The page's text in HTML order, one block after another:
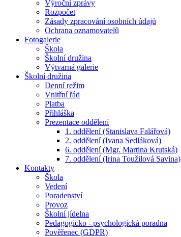
Výroční zprávy
Rozpočet
Zásady zpracování osobních údajů
Ochrana oznamovatelů
Fotogalerie
Škola
Školní družina
Výtvarná galerie
Školní družina
Denní režim
Vnitřní řád
Platba
Přihláška
Prezentace oddělení
1. oddělení (Stanislava Falářová)
2. oddělení (Ivana Sedláková)
6. oddělení (Mgr. Martina Krutská)
7. oddělení (Irina Toužilová Savina)
Kontakty
Škola
Vedení
Poradenství
Provoz
Školní jídelna
Pedagogicko - psychologická poradna
Pověřenec (GDPR)